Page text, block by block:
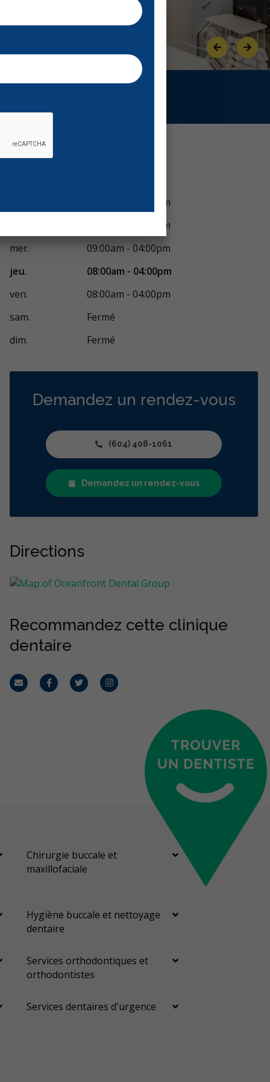
PreviousNext
08:00am - 04:00pm
08:00am - 04:00pm
mer.
09:00am - 04:00pm
jeu.
08:00am - 04:00pm
ven.
08:00am - 04:00pm
sam.
Fermé
dim.
Fermé
Demandez un rendez-vous
(604) 408-1061
Demandez un rendez-vous
Directions
Recommandez cette clinique
dentaire
CourrielFacebookTwitterInstagram
Chirurgie buccale et
maxillofaciale
Hygiène buccale et nettoyage
dentaire
Services orthodontiques et
orthodontistes
Services dentaires d'urgence